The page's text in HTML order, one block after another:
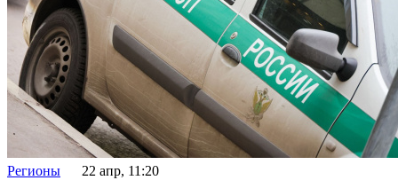
Регионы 22 апр, 11:20